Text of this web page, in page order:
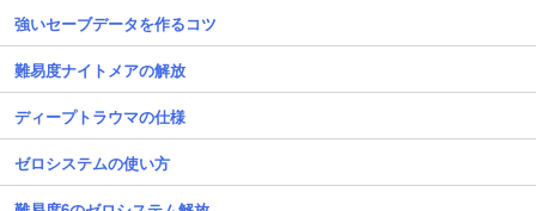
強いセーブデータを作るコツ
難易度ナイトメアの解放
ディープトラウマの仕様
ゼロシステムの使い方